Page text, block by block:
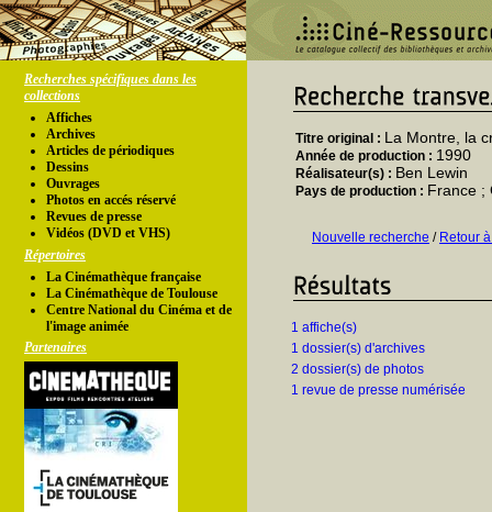
Recherches spécifiques dans les
collections
Affiches
Archives
Articles de périodiques
Dessins
Ouvrages
Photos en accés réservé
Revues de presse
Vidéos (DVD et VHS)
Répertoires
La Cinémathèque française
La Cinémathèque de Toulouse
Centre National du Cinéma et de
l'image animée
Partenaires
Titre original : La Montre, la
Année de production : 1990
Réalisateur(s) : Ben Lewin
Pays de production : France ;
Nouvelle recherche / Retour
1 affiche(s)
1 dossier(s) d'archives
2 dossier(s) de photos
1 revue de presse numérisée